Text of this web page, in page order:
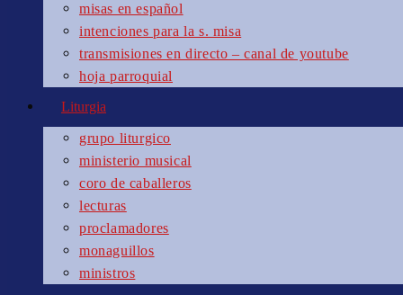
misas en español
intenciones para la s. misa
transmisiones en directo – canal de youtube
hoja parroquial
Liturgia
grupo liturgico
ministerio musical
coro de caballeros
lecturas
proclamadores
monaguillos
ministros